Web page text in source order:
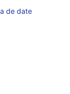
de date